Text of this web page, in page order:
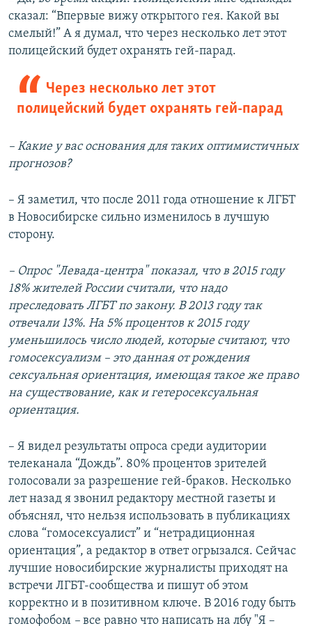
сказал: “Впервые вижу открытого гея. Какой вы
смелый!” А я думал, что через несколько лет этот
полицейский будет охранять гей-парад.
Через несколько лет этот
полицейский будет охранять гей-парад
– Какие у вас основания для таких оптимистичных
прогнозов?
– Я заметил, что после 2011 года отношение к ЛГБТ
в Новосибирске сильно изменилось в лучшую
сторону.
– Опрос "Левада-центра" показал, что в 2015 году
18% жителей России считали, что надо
преследовать ЛГБТ по закону. В 2013 году так
отвечали 13%. На 5% процентов к 2015 году
уменьшилось число людей, которые считают, что
гомосексуализм – это данная от рождения
сексуальная ориентация, имеющая такое же право
на существование, как и гетеросексуальная
ориентация.
– Я видел результаты опроса среди аудитории
телеканала “Дождь”. 80% процентов зрителей
голосовали за разрешение гей-браков. Несколько
лет назад я звонил редактору местной газеты и
объяснял, что нельзя использовать в публикациях
слова “гомосексуалист” и “нетрадиционная
ориентация”, а редактор в ответ огрызался. Сейчас
лучшие новосибирские журналисты приходят на
встречи ЛГБТ-сообщества и пишут об этом
корректно и в позитивном ключе. В 2016 году быть
гомофобом – все равно что написать на лбу "Я –